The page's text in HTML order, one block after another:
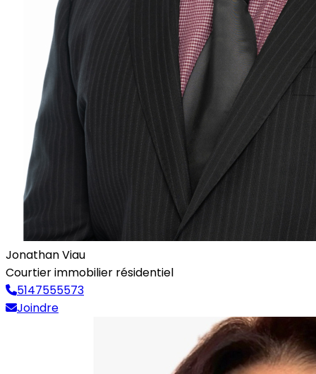
Jonathan Viau
Courtier immobilier résidentiel
5147555573
Joindre